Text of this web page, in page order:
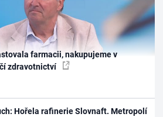
farmacii, nakupujeme v
zdravotnictví
Hořela rafinerie Slovnaft. Metropolí